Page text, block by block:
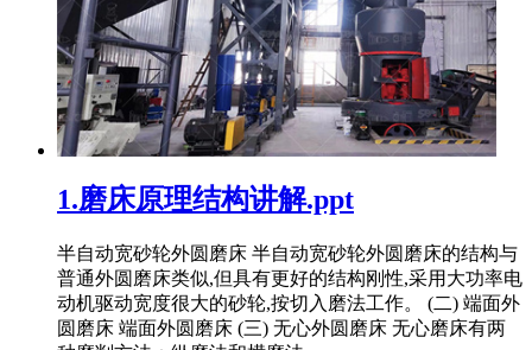
1.磨床原理结构讲解.ppt
半自动宽砂轮外圆磨床 半自动宽砂轮外圆磨床的结构与
普通外圆磨床类似,但具有更好的结构刚性,采用大功率电
动机驱动宽度很大的砂轮,按切入磨法工作。 (二) 端面外
圆磨床 端面外圆磨床 (三) 无心外圆磨床 无心磨床有两